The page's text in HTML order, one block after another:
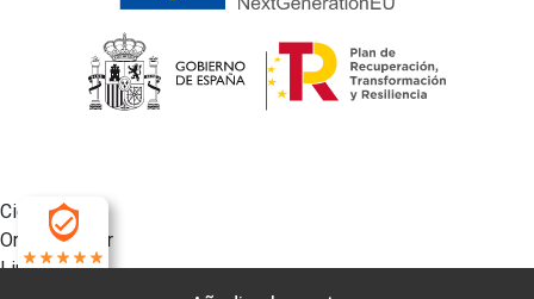
Cierra
Ordenado por
Limpiar